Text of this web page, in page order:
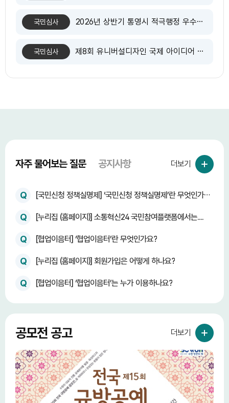
다. 대통령님께서 저와 같은 중증 산재환자의 목소리를 한 번만이라
도 들어주십시오. 탁상에서 정해진 기준만 보지 마시고, 실제 병원
펴봐 주십시오. 저에게 간병비는 돈의 문제가 아니라 생명의 문제입
니다. 저도 사람답게 살고 싶습니다. 저도 자녀들에게 짐이 되지 않
수 있었으면 좋겠습니다. 대통령님, 2009년 사고로 평생 사지마비
수 없습니다. 중증 산재환자의 간병비 지원을 최소 400만 원 이상
련해 주십시오. 저의 간절한 호소가 담당 부처의 서류 한 장으로 끝
령님, 제발 저희 중증 산재환자들의 목소리를 외면하지 말아 주십
시오. 끝까지 읽어주셔서 진심으로 감사드립니다. 2026년 8월 9일
국민심사 2026년 상반기 통영시 적극행정 우수사례 국민투표
국민심사 제8회 유니버설디자인 국제 아이디어 대전
자주 물어보는 질문 공지사항
Q
[국민신청 정책실명제] ‘국민신청 정책실명제’란 무엇인가
Q [누리집 (홈페이지)] 소통혁신24 국민참여플랫폼에서는....
Q [협업이음터] ‘협업이음터’란 무엇인가요?
Q [누리집 (홈페이지)] 회원가입은 어떻게 하나요?
Q [협업이음터] ‘협업이음터’는 누가 이용하나요?
더보기
공모전 공고 더보기